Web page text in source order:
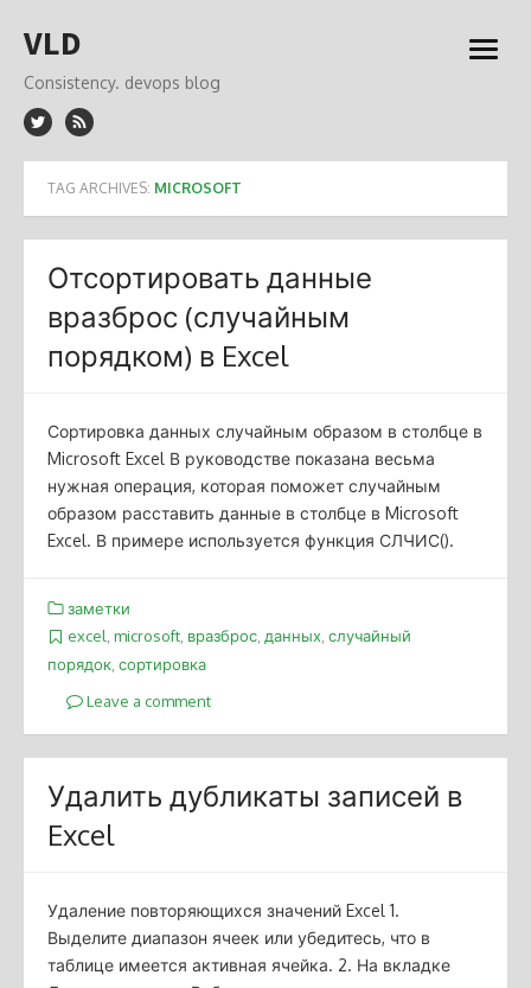
to
VLD
Consistency. devops blog
open
TAG ARCHIVES: MICROSOFT
Отсортировать данные
вразброс (случайным
порядком) в Excel
Сортировка данных случайным образом в столбце в
Microsoft Excel В руководстве показана весьма
нужная операция, которая поможет случайным
образом расставить данные в столбце в Microsoft
Excel. В примере используется функция СЛЧИС().
заметки
excel, microsoft, вразброс, данных, случайный
порядок сортировка
Leave a comment
Удалить дубликаты записей в
Excel
Удаление повторяющихся значений Excel 1.
Выделите диапазон ячеек или убедитесь, что в
таблице имеется активная ячейка. 2. На вкладке